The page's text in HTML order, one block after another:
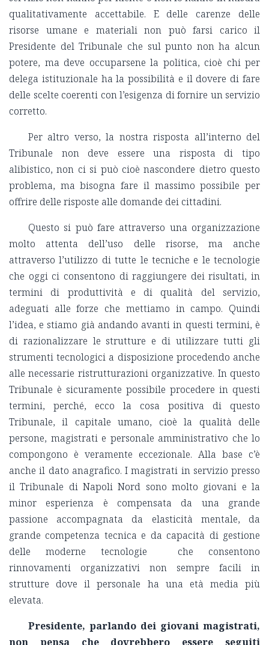
qualitativamente accettabile. E delle carenze delle
risorse umane e materiali non può farsi carico il
Presidente del Tribunale che sul punto non ha alcun
potere, ma deve occuparsene la politica, cioè chi per
delega istituzionale ha la possibilità e il dovere di fare
delle scelte coerenti con l’esigenza di fornire un servizio
corretto.
Per altro verso, la nostra risposta all’interno del
Tribunale non deve essere una risposta di tipo
alibistico, non ci si può cioè nascondere dietro questo
problema, ma bisogna fare il massimo possibile per
offrire delle risposte alle domande dei cittadini.
Questo si può fare attraverso una organizzazione
molto attenta dell’uso delle risorse, ma anche
attraverso l’utilizzo di tutte le tecniche e le tecnologie
che oggi ci consentono di raggiungere dei risultati, in
termini di produttività e di qualità del servizio,
adeguati alle forze che mettiamo in campo. Quindi
l’idea, e stiamo già andando avanti in questi termini, è
di razionalizzare le strutture e di utilizzare tutti gli
strumenti tecnologici a disposizione procedendo anche
alle necessarie ristrutturazioni organizzative. In questo
Tribunale è sicuramente possibile procedere in questi
termini, perché, ecco la cosa positiva di questo
Tribunale, il capitale umano, cioè la qualità delle
persone, magistrati e personale amministrativo che lo
compongono è veramente eccezionale. Alla base c’è
anche il dato anagrafico. I magistrati in servizio presso
il Tribunale di Napoli Nord sono molto giovani e la
minor esperienza è compensata da una grande
passione accompagnata da elasticità mentale, da
grande competenza tecnica e da capacità di gestione
delle moderne tecnologie che consentono
rinnovamenti organizzativi non sempre facili in
strutture dove il personale ha una età media più
elevata.
Presidente, parlando dei giovani magistrati,
non pensa che dovrebbero essere seguiti